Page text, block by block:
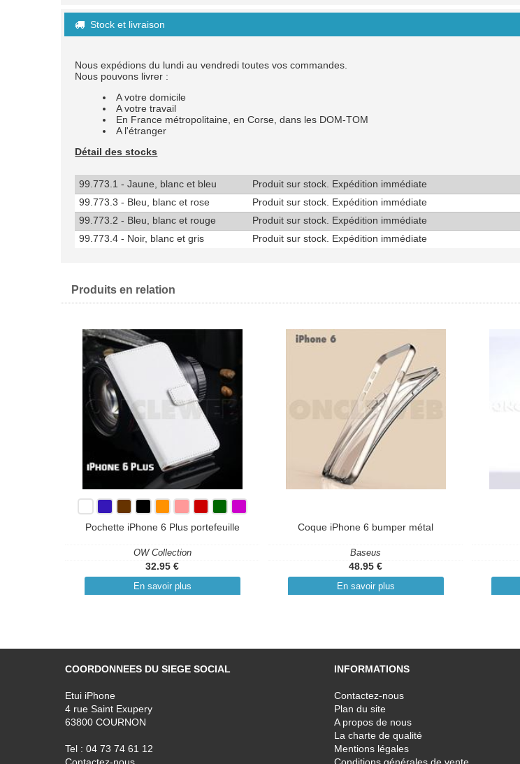
 Stock et livraison
Nous expédions du lundi au vendredi toutes vos commandes.
Nous pouvons livrer :
A votre domicile
A votre travail
En France métropolitaine, en Corse, dans les DOM-TOM
A l'étranger
Détail des stocks
99.773.1 - Jaune, blanc et bleu
Produit sur stock. Expédition immédiate
99.773.3 - Bleu, blanc et rose
Produit sur stock. Expédition immédiate
99.773.2 - Bleu, blanc et rouge
Produit sur stock. Expédition immédiate
99.773.4 - Noir, blanc et gris
Produit sur stock. Expédition immédiate
Produits en relation
Pochette iPhone 6 Plus portefeuille
OW Collection
32.95 €
En savoir plus
Coque iPhone 6 bumper métal
Baseus
48.95 €
En savoir plus
COORDONNEES DU SIEGE SOCIAL
Etui iPhone
4 rue Saint Exupery
63800 COURNON
Tel : 04 73 74 61 12
INFORMATIONS
Contactez-nous
Plan du site
A propos de nous
La charte de qualité
Mentions légales